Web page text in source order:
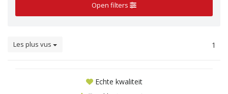
Open filters
Les plus vus 1
Echte kwaliteit